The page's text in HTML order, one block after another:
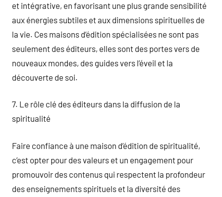
et intégrative, en favorisant une plus grande sensibilité
aux énergies subtiles et aux dimensions spirituelles de
la vie. Ces maisons d’édition spécialisées ne sont pas
seulement des éditeurs, elles sont des portes vers de
nouveaux mondes, des guides vers l’éveil et la
découverte de soi.
7. Le rôle clé des éditeurs dans la diffusion de la
spiritualité
Faire confiance à une maison d’édition de spiritualité,
c’est opter pour des valeurs et un engagement pour
promouvoir des contenus qui respectent la profondeur
des enseignements spirituels et la diversité des